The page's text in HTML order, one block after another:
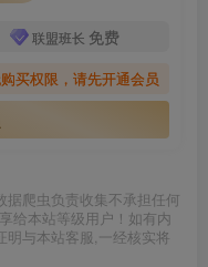
联盟班长 免费
买权限，请先开通会员
爬虫负责收集不承担任何
给本站等级用户！如有内
明与本站客服,一经核实将